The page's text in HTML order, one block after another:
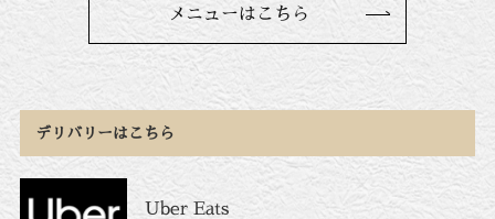
メニューはこちら
デリバリーはこちら
Uber Eats